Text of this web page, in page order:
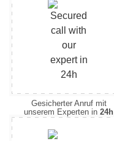
Gesicherter Anruf mit
unserem Experten in 24h